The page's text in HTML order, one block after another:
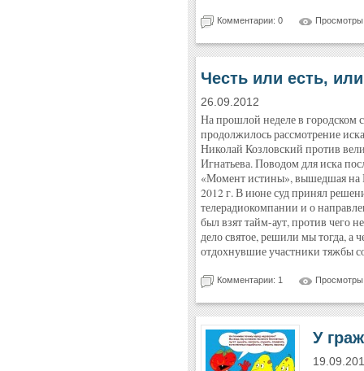
Комментарии: 0
Честь или есть,
26.09.2012
На прошлой неделе в городском
продолжилось рассмотрение
Николай Козловский против
Игнатьева. Поводом для иска
«Момент истины», вышедшая на
2012 г. В июне суд принял
телерадиокомпании и о
был взят тайм-аут, против чего
дело святое, решили мы тогда, а
отдохнувшие участники тяжбы
Комментарии: 1
У